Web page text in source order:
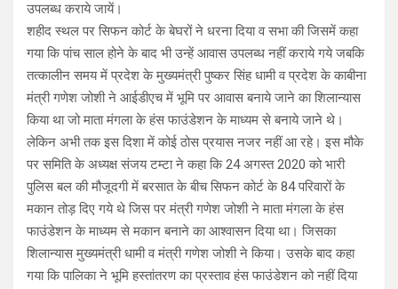
उपलब्ध कराये जायें।
शहीद स्थल पर सिफन कोर्ट के बेघरों ने धरना दिया व सभा की जिसमें कहा
गया कि पांच साल होने के बाद भी उन्हें आवास उपलब्ध नहीं कराये गये जबकि
तत्कालीन समय में प्रदेश के मुख्यमंत्री पुष्कर सिंह धामी व प्रदेश के काबीना
मंत्री गणेश जोशी ने आईडीएच में भूमि पर आवास बनाये जाने का शिलान्यास
किया था जो माता मंगला के हंस फाउंडेशन के माध्यम से बनाये जाने थे।
लेकिन अभी तक इस दिशा में कोई ठोस प्रयास नजर नहीं आ रहे। इस मौके
पर समिति के अध्यक्ष संजय टम्टा ने कहा कि 24 अगस्त 2020 को भारी
पुलिस बल की मौजूदगी में बरसात के बीच सिफन कोर्ट के 84 परिवारों के
मकान तोड़ दिए गये थे जिस पर मंत्री गणेश जोशी ने माता मंगला के हंस
फाउंडेशन के माध्यम से मकान बनाने का आश्वासन दिया था। जिसका
शिलान्यास मुख्यमंत्री धामी व मंत्री गणेश जोशी ने किया। उसके बाद कहा
गया कि पालिका ने भूमि हस्तांतरण का प्रस्ताव हंस फाउंडेशन को नहीं दिया